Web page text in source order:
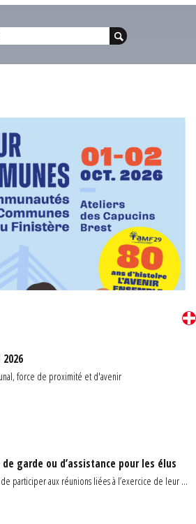
2026
force de proximité et d'avenir
garde ou d’assistance pour les élus
participer aux réunions liées à l’exercice de leur ...